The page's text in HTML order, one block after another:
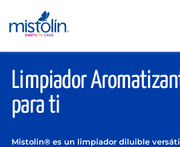
Limpiador
para ti
Mistolin® es un limpiador diluible